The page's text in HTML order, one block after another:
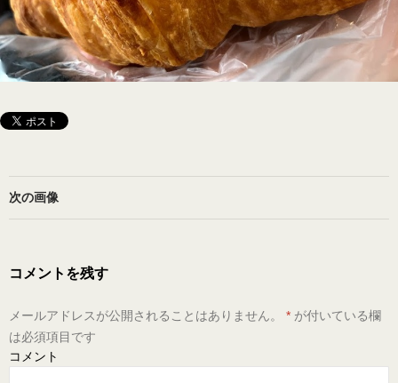
次の画像
コメントを残す
メールアドレスが公開されることはありません。 * が付いている欄
は必須項目です
コメント